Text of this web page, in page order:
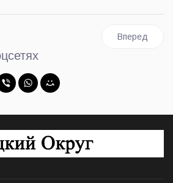
груз на передовую отправлен
Следующий:
Вперед